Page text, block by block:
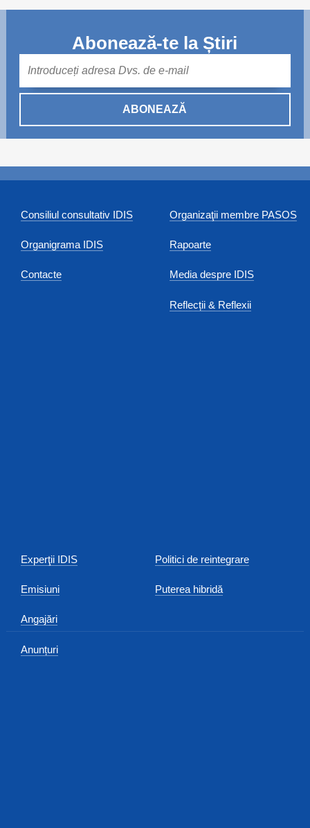
Abonează-te la Știri
ABONEAZĂ
Consiliul consultativ IDIS
Organigrama IDIS
Contacte
Organizaţii membre PASOS
Rapoarte
Media despre IDIS
Reflecții & Reflexii
Experţii IDIS
Emisiuni
Angajări
Anunțuri
Politici de reintegrare
Puterea hibridă